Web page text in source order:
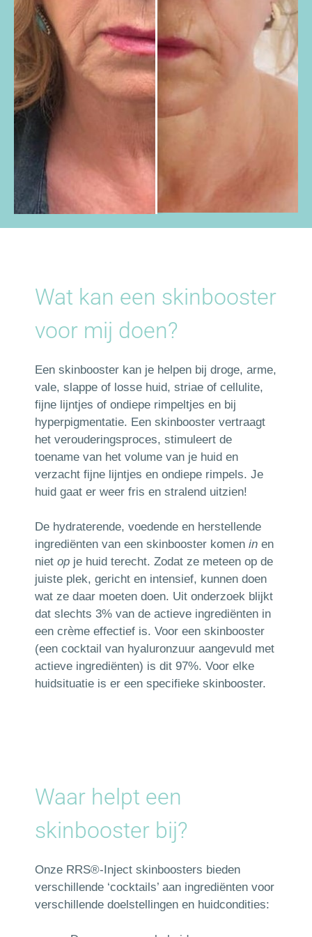
Wat kan een skinbooster
voor mij doen?
Een skinbooster kan je helpen bij droge, arme,
vale, slappe of losse huid, striae of cellulite,
fijne lijntjes of ondiepe rimpeltjes en bij
hyperpigmentatie. Een skinbooster vertraagt
het verouderingsproces, stimuleert de
toename van het volume van je huid en
verzacht fijne lijntjes en ondiepe rimpels. Je
huid gaat er weer fris en stralend uitzien!
De hydraterende, voedende en herstellende
ingrediënten van een skinbooster komen in en
niet op je huid terecht. Zodat ze meteen op de
juiste plek, gericht en intensief, kunnen doen
wat ze daar moeten doen. Uit onderzoek blijkt
dat slechts 3% van de actieve ingrediënten in
een crème effectief is. Voor een skinbooster
(een cocktail van hyaluronzuur aangevuld met
actieve ingrediënten) is dit 97%. Voor elke
huidsituatie is er een specifieke skinbooster.
Waar helpt een
skinbooster bij?
Onze RRS®-Inject skinboosters bieden
verschillende ‘cocktails’ aan ingrediënten voor
verschillende doelstellingen en huidcondities: